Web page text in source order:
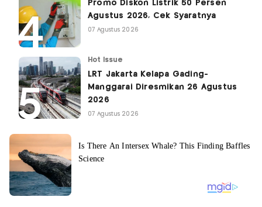
Promo Diskon Listrik 50 Persen
Agustus 2026, Cek Syaratnya
07 Agustus 2026
Hot Issue
LRT Jakarta Kelapa Gading-
Manggarai Diresmikan 26 Agustus
2026
07 Agustus 2026